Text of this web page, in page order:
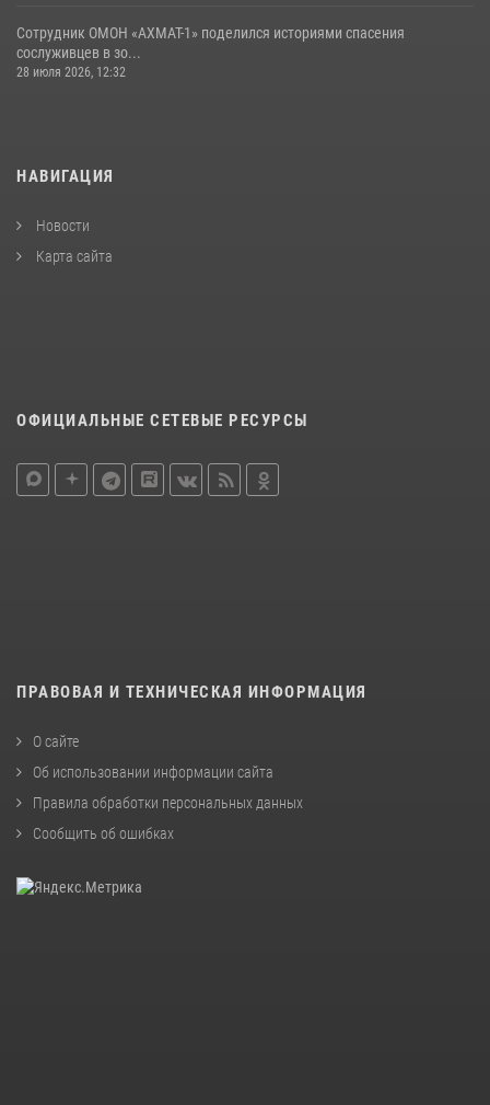
Сотрудник ОМОН «АХМАТ-1» поделился историями спасения
сослуживцев в зо...
28 июля 2026, 12:32
НАВИГАЦИЯ
Новости
Карта сайта
ОФИЦИАЛЬНЫЕ СЕТЕВЫЕ РЕСУРСЫ
ПРАВОВАЯ И ТЕХНИЧЕСКАЯ ИНФОРМАЦИЯ
О сайте
Об использовании информации сайта
Правила обработки персональных данных
Сообщить об ошибках